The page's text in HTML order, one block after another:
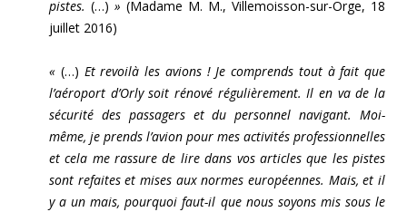
pistes. (…) » (Madame M. M., Villemoisson-sur-Orge, 18
juillet 2016)
« (…) Et revoilà les avions ! Je comprends tout à fait que
l’aéroport d’Orly soit rénové régulièrement. Il en va de la
sécurité des passagers et du personnel navigant. Moi-
même, je prends l’avion pour mes activités professionnelles
et cela me rassure de lire dans vos articles que les pistes
sont refaites et mises aux normes européennes. Mais, et il
y a un mais, pourquoi faut-il que nous soyons mis sous le